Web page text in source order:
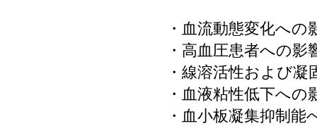
・血流動態変化への
・高血圧患者への影
・線溶活性および
・血液粘性低下への
・血小板凝集抑制能